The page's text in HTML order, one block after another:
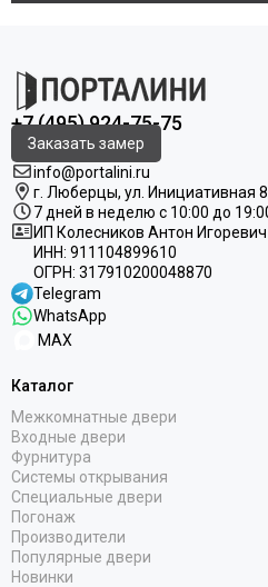
+7 (495) 924-75-75
Заказать замер
info@portalini.ru
г. Люберцы, ул. Инициативная 8
7 дней в неделю с 10:00 до
ИП Колесников Антон Игоревич
ИНН: 911104899610
ОГРН: 317910200048870
Telegram
WhatsApp
MAX
Каталог
Межкомнатные двери
Входные двери
Фурнитура
Системы открывания
Специальные двери
Погонаж
Производители
Популярные двери
Новинки